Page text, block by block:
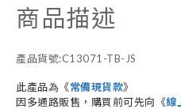
商品描述
產品貨號:C13071-TB-JS
此產品為《常備現貨款》
因多通路販售，購買前可先向《線